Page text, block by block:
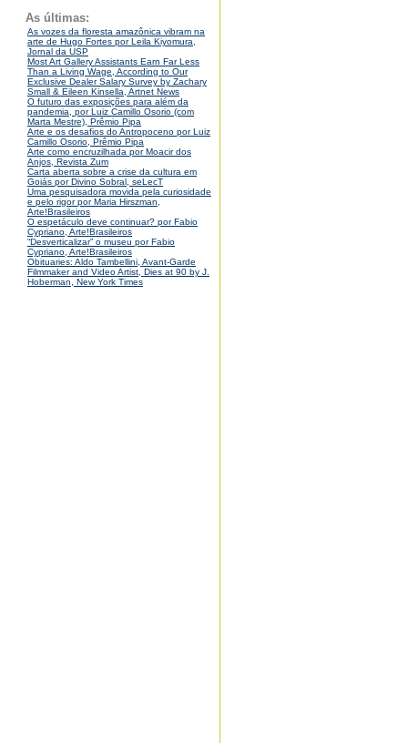
As últimas:
As vozes da floresta amazônica vibram na
arte de Hugo Fortes por Leila Kiyomura,
Jornal da USP
Most Art Gallery Assistants Earn Far Less
Than a Living Wage, According to Our
Exclusive Dealer Salary Survey by Zachary
Small & Eileen Kinsella, Artnet News
O futuro das exposições para além da
pandemia, por Luiz Camillo Osorio (com
Marta Mestre), Prêmio Pipa
Arte e os desafios do Antropoceno por Luiz
Camillo Osorio, Prêmio Pipa
Arte como encruzilhada por Moacir dos
Anjos, Revista Zum
Carta aberta sobre a crise da cultura em
Goiás por Divino Sobral, seLecT
Uma pesquisadora movida pela curiosidade
e pelo rigor por Maria Hirszman,
Arte!Brasileiros
O espetáculo deve continuar? por Fabio
Cypriano, Arte!Brasileiros
“Desverticalizar” o museu por Fabio
Cypriano, Arte!Brasileiros
Obituaries: Aldo Tambellini, Avant-Garde
Filmmaker and Video Artist, Dies at 90 by J.
Hoberman, New York Times